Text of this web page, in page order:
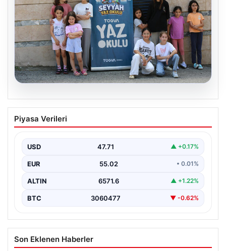
TÜGVA’dan çocuklar için meydan
şenlikleri
Piyasa Verileri
USD 47.71 ▲ +0.17%
EUR 55.02 • 0.01%
ALTIN 6571.6 ▲ +1.22%
BTC 3060477 ▼ -0.62%
Son Eklenen Haberler